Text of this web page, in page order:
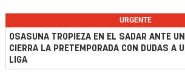
URGENTE
OSASUNA TROPIEZA EN EL SADAR ANTE
CIERRA LA PRETEMPORADA CON DUDAS A
LIGA